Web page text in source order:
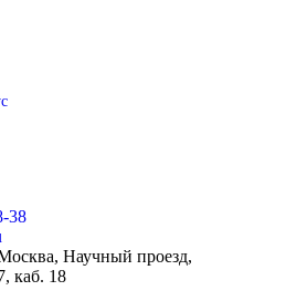
38
Научный проезд,
каб. 18